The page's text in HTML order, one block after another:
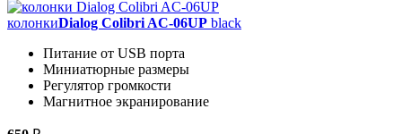
колонкиDialog Colibri AC-06UP black
Питание от USB порта
Миниатюрные размеры
Регулятор громкости
Магнитное экранирование